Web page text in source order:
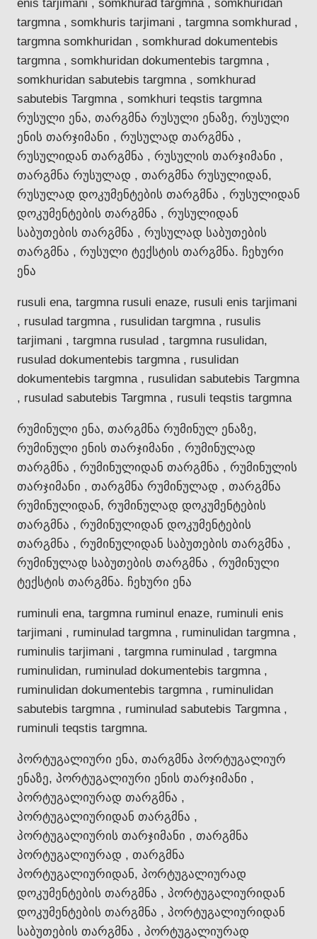
enis tarjimani , somkhurad targmna , somkhuridan
targmna , somkhuris tarjimani , targmna somkhurad ,
targmna somkhuridan , somkhurad dokumentebis
targmna , somkhuridan dokumentebis targmna ,
somkhuridan sabutebis targmna , somkhurad
sabutebis Targmna , somkhuri teqstis targmna
რუსული ენა, თარგმნა რუსული ენაზე, რუსული
ენის თარჯიმანი , რუსულად თარგმნა ,
რუსულიდან თარგმნა , რუსულის თარჯიმანი ,
თარგმნა რუსულად , თარგმნა რუსულიდან,
რუსულად დოკუმენტების თარგმნა , რუსულიდან
დოკუმენტების თარგმნა , რუსულიდან
საბუთების თარგმნა , რუსულად საბუთების
თარგმნა , რუსული ტექსტის თარგმნა. ჩეხური
ენა
rusuli ena, targmna rusuli enaze, rusuli enis tarjimani
, rusulad targmna , rusulidan targmna , rusulis
tarjimani , targmna rusulad , targmna rusulidan,
rusulad dokumentebis targmna , rusulidan
dokumentebis targmna , rusulidan sabutebis Targmna
, rusulad sabutebis Targmna , rusuli teqstis targmna
რუმინული ენა, თარგმნა რუმინულ ენაზე,
რუმინული ენის თარჯიმანი , რუმინულად
თარგმნა , რუმინულიდან თარგმნა , რუმინულის
თარჯიმანი , თარგმნა რუმინულად , თარგმნა
რუმინულიდან, რუმინულად დოკუმენტების
თარგმნა , რუმინულიდან დოკუმენტების
თარგმნა , რუმინულიდან საბუთების თარგმნა ,
რუმინულად საბუთების თარგმნა , რუმინული
ტექსტის თარგმნა. ჩეხური ენა
ruminuli ena, targmna ruminul enaze, ruminuli enis
tarjimani , ruminulad targmna , ruminulidan targmna ,
ruminulis tarjimani , targmna ruminulad , targmna
ruminulidan, ruminulad dokumentebis targmna ,
ruminulidan dokumentebis targmna , ruminulidan
sabutebis targmna , ruminulad sabutebis Targmna ,
ruminuli teqstis targmna.
პორტუგალიური ენა, თარგმნა პორტუგალიურ
ენაზე, პორტუგალიური ენის თარჯიმანი ,
პორტუგალიურად თარგმნა ,
პორტუგალიურიდან თარგმნა ,
პორტუგალიურის თარჯიმანი , თარგმნა
პორტუგალიურად , თარგმნა
პორტუგალიურიდან, პორტუგალიურად
დოკუმენტების თარგმნა , პორტუგალიურიდან
დოკუმენტების თარგმნა , პორტუგალიურიდან
საბუთების თარგმნა , პორტუგალიურად